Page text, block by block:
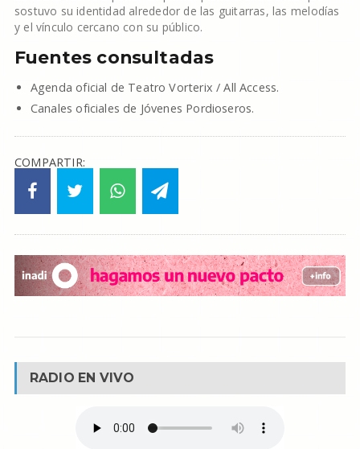
sostuvo su identidad alrededor de las guitarras, las melodías
y el vínculo cercano con su público.
Fuentes consultadas
Agenda oficial de Teatro Vorterix / All Access.
Canales oficiales de Jóvenes Pordioseros.
COMPARTIR:
RADIO EN VIVO